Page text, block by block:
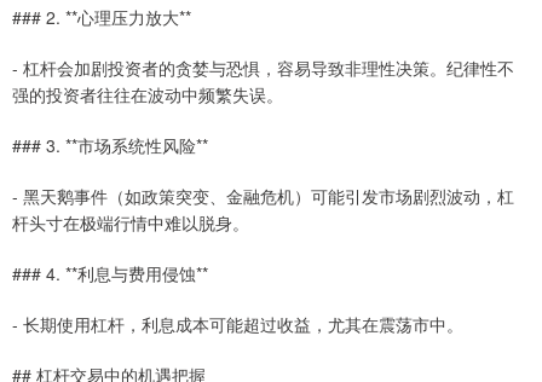
### 2. **心理压力放大**
- 杠杆会加剧投资者的贪婪与恐惧，容易导致非理性决策。纪律性不
强的投资者往往在波动中频繁失误。
### 3. **市场系统性风险**
- 黑天鹅事件（如政策突变、金融危机）可能引发市场剧烈波动，杠
杆头寸在极端行情中难以脱身。
### 4. **利息与费用侵蚀**
- 长期使用杠杆，利息成本可能超过收益，尤其在震荡市中。
## 杠杆交易中的机遇把握